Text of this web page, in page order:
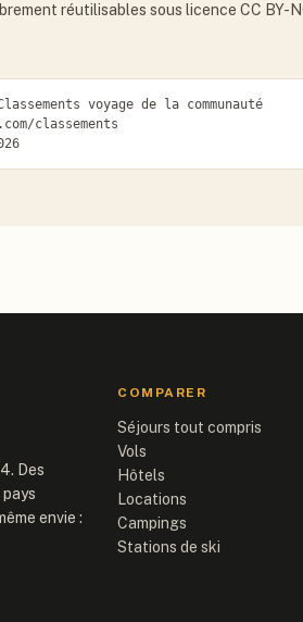
réutilisables sous licence CC BY-
voyage de la communauté
classements
Des
envie :
COMPARER
Séjours tout compris
Vols
Hôtels
Locations
Campings
Stations de ski